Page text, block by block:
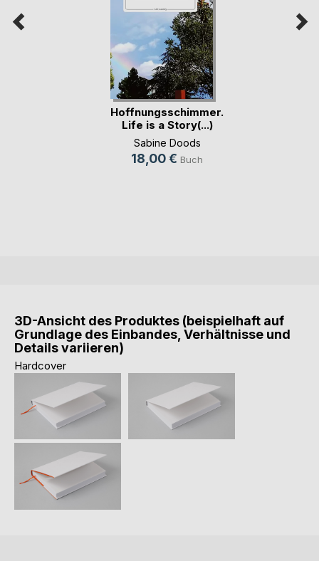
Hoffnungsschimmer.
Life is a Story(...)
Sabine Doods
18,00 € Buch
3D-Ansicht des Produktes (beispielhaft auf
Grundlage des Einbandes, Verhältnisse und
Details variieren)
Hardcover